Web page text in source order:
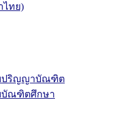
ไทย)
ปริญญาบัณฑิต
บัณฑิตศึกษา